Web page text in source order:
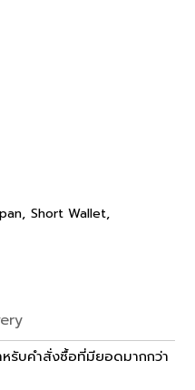
, Short Wallet,
รับคำสั่งซื้อที่มียอดมากกว่า